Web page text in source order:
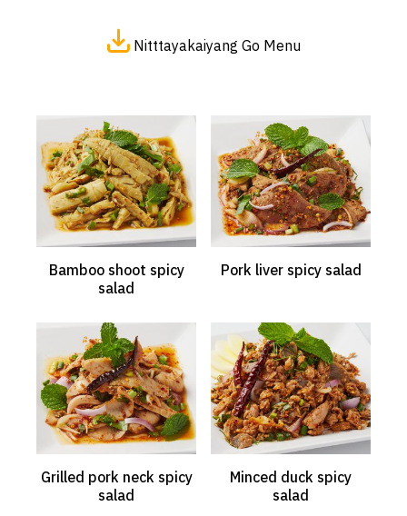
Nitttayakaiyang Go Menu
Bamboo shoot spicy
salad
Pork liver spicy salad
Grilled pork neck spicy
salad
Minced duck spicy
salad